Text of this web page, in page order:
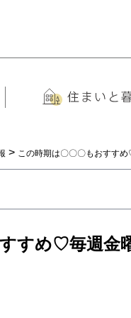
> この時期は〇〇〇もおすす
すめ♡毎週金